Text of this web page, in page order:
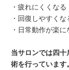
・疲れにくくなる
・回復しやすくな
・日常動作が楽に
当サロンでは四
術を行っています